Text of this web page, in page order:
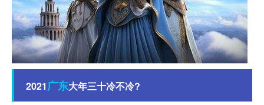
2021广东大年三十冷不冷?